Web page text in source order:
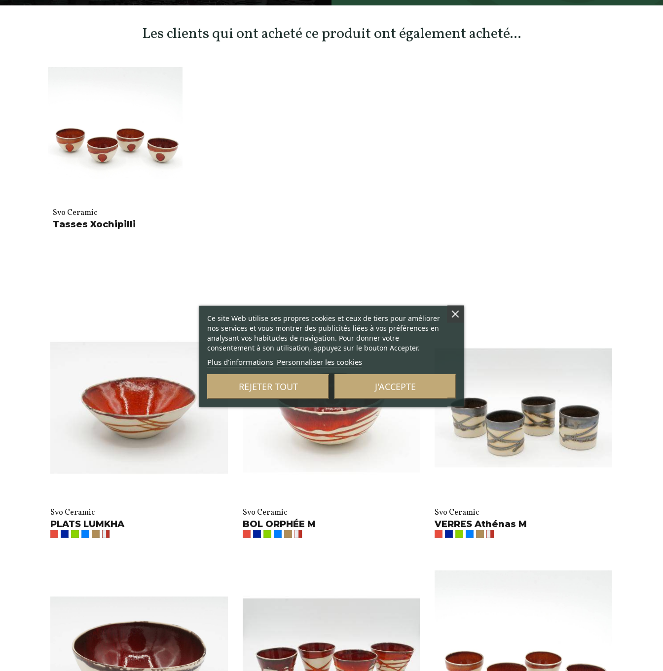
Les clients qui ont acheté ce produit ont également acheté...
Svo Ceramic
Tasses Xochipilli
Svo Ceramic
PLATS LUMKHA
Svo Ceramic
BOL ORPHÉE M
Svo Ceramic
VERRES Athénas M
Ce site Web utilise ses propres cookies et ceux de tiers pour améliorer
nos services et vous montrer des publicités liées à vos préférences en
analysant vos habitudes de navigation. Pour donner votre
consentement à son utilisation, appuyez sur le bouton Accepter.
Plus d'informations Personnaliser les cookies
REJETER TOUT J'ACCEPTE